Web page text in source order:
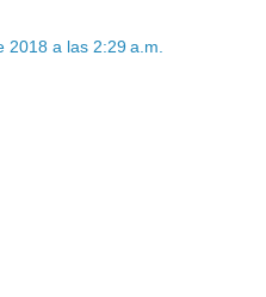
2018 a las 2:29 a.m.